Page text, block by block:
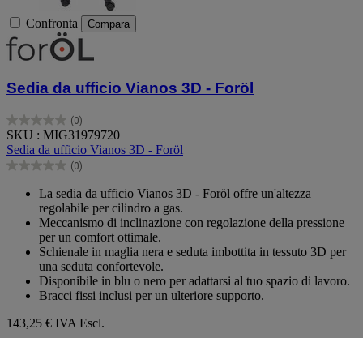
Confronta Compara
Sedia da ufficio Vianos 3D - Foröl
(0)
0.0
su
5
stelle.
SKU : MIG31979720
Sedia da ufficio Vianos 3D - Foröl
(0)
0.0
La sedia da ufficio Vianos 3D - Foröl offre un'altezza
regolabile per cilindro a gas.
Meccanismo di inclinazione con regolazione della pressione
per un comfort ottimale.
Schienale in maglia nera e seduta imbottita in tessuto 3D per
una seduta confortevole.
Disponibile in blu o nero per adattarsi al tuo spazio di lavoro.
Bracci fissi inclusi per un ulteriore supporto.
143,25 € IVA Escl.